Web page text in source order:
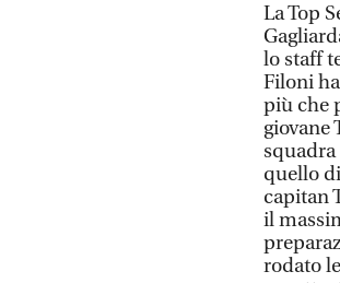
La Top
lo staff
Filoni
più che
giovane
squadra
quello
capitan
il
rodato